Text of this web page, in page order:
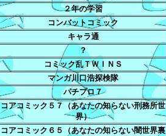
２年の学習
コンバットコミック
キャラ通
？
コミック乱ＴＷＩＮＳ
マンガ川口浩探検隊
パチプロ７
コアコミック５７（あなたの知らない刑務所世
界）
コアコミック６５（あなたの知らない闇世界裏